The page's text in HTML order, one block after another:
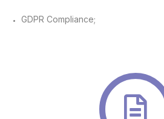
GDPR Compliance;